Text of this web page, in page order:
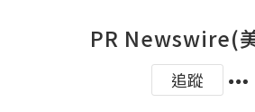
PR Newswire(
追蹤